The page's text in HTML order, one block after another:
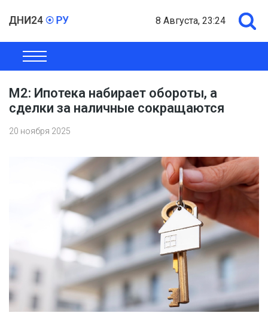
8 Августа, 23:24
ОБЩЕСТВО
М2: Ипотека набирает обороты, а
сделки за наличные сокращаются
20 ноября 2025